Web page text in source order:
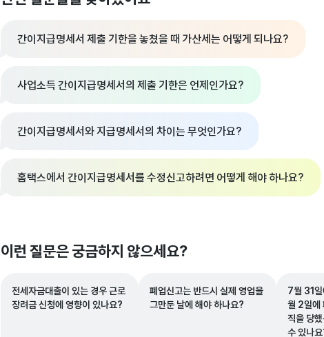
간이지급명세서 제출 기한을 놓쳤을 때 가산세는 어떻게 되나요?
사업소득 간이지급명세서의 제출 기한은 언제인가요?
간이지급명세서와 지급명세서의 차이는 무엇인가요?
홈택스에서 간이지급명세서를 수정신고하려면 어떻게 해야 하나요?
이런 질문은 궁금하지 않으세요?
전세자금대출이 있는 경우 근로
장려금 신청에 영향이 있나요?
폐업신고는 반드시 실제 영업을
그만둔 날에 해야 하나요?
7월 31
월 2일에
직을 당
수 있나